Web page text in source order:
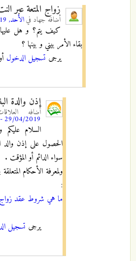
زواج المتعة عبر
أضافهجهاد فيالأحد, 28/04/2019 - 19:24
كيف يتم؟ و هل
بقاء الأمر بيني و بينها ؟
يرجى تسجيل الدخول
إذن والدة
أضافه
29/04/2019 - 15:13
السلام
الحصول على إذن والد
سواء الدائم أو المؤقت .
ولمعرفة الأحكام المتعلقة
:
ما هي شروط عقد زواج
يرجى تسجيل